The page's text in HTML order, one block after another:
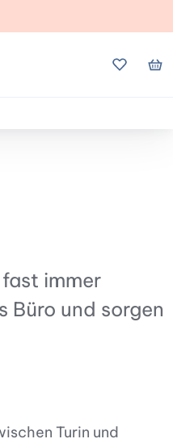
Meine
immer
Büro und sorgen
Turin und